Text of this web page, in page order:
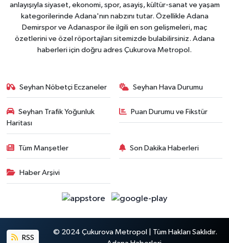
anlayışıyla siyaset, ekonomi, spor, asayiş, kültür-sanat ve yaşam
kategorilerinde Adana'nın nabzını tutar. Özellikle Adana
Demirspor ve Adanaspor ile ilgili en son gelişmeleri, maç
özetlerini ve özel röportajları sitemizde bulabilirsiniz. Adana
haberleri için doğru adres Çukurova Metropol.
Seyhan Nöbetçi Eczaneler Seyhan Hava Durumu
Seyhan Trafik Yoğunluk
Haritası
Puan Durumu ve Fikstür
Tüm Manşetler Son Dakika Haberleri
Haber Arşivi
RSS
© 2024 Çukurova Metropol | Tüm Hakları Saklıdır.